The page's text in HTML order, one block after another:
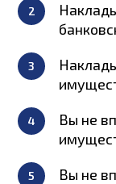
Вы не
Вы не